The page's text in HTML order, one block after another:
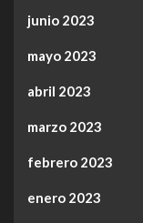
junio 2023
mayo 2023
abril 2023
marzo 2023
febrero 2023
enero 2023